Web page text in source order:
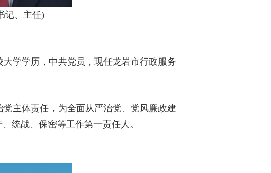
记、主任)
学学历，中共党员，现任龙岩市行政服务
主体责任，为全面从严治党、党风廉政建
统战、保密等工作第一责任人。